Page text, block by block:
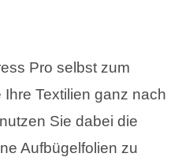
Pro selbst zum
Textilien ganz nach
Sie dabei die
Aufbügelfolien zu